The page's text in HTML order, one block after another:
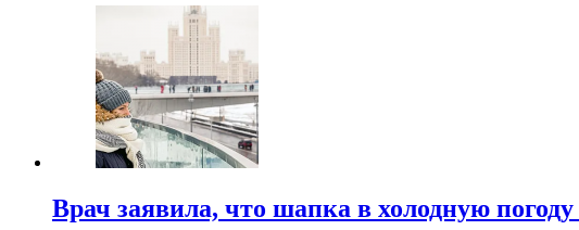
Врач заявила, что шапка в холодную